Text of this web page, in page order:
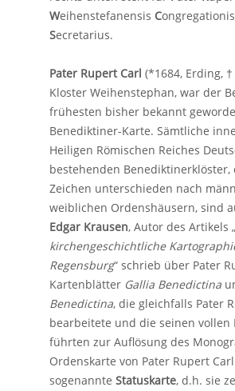
Weihenstefanensis Congregationis
Secretarius.
Pater Rupert Carl (*1684, Erding,
Kloster Weihenstephan, war der
frühesten bisher bekannt
Benediktiner-Karte. Sämtliche
Heiligen Römischen Reiches
bestehenden Benediktinerklöster,
Zeichen unterschieden nach
weiblichen Ordenshäusern, sind
Edgar Krausen, Autor des Artikels „
kirchengeschichtliche
Regensburg“ schrieb über Pater
Kartenblätter Gallia Benedictina
Benedictina, die gleichfalls Pater
bearbeitete und die seinen vollen
führten zur Auflösung des
Ordenskarte von Pater Rupert
sogenannte Statuskarte, d.h. sie